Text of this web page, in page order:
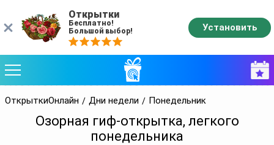
ОткрыткиОнлайн Дни недели Понедельник
Озорная гиф-открытка, легкого
понедельника
Открытки
Бесплатно!
Большой выбор!
Установить